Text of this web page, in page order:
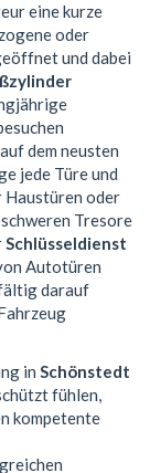
eine kurze
oder
und dabei
dem neusten
jede Türe und
Haustüren oder
Tresore
Schlüsseldienst
Autotüren
darauf
in Schönstedt
fühlen,
kompetente